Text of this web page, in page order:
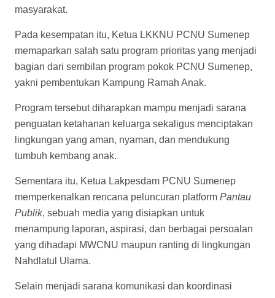
masyarakat.
Pada kesempatan itu, Ketua LKKNU PCNU Sumenep
memaparkan salah satu program prioritas yang menjadi
bagian dari sembilan program pokok PCNU Sumenep,
yakni pembentukan Kampung Ramah Anak.
Program tersebut diharapkan mampu menjadi sarana
penguatan ketahanan keluarga sekaligus menciptakan
lingkungan yang aman, nyaman, dan mendukung
tumbuh kembang anak.
Sementara itu, Ketua Lakpesdam PCNU Sumenep
memperkenalkan rencana peluncuran platform Pantau
Publik, sebuah media yang disiapkan untuk
menampung laporan, aspirasi, dan berbagai persoalan
yang dihadapi MWCNU maupun ranting di lingkungan
Nahdlatul Ulama.
Selain menjadi sarana komunikasi dan koordinasi